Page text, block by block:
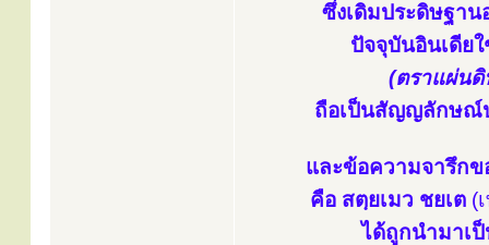
ซึ่งเดิมประดิษฐา
ปัจจุบันอินเดีย
(ตราแผ่นดิ
ถือเป็นสัญญลักษณ์ป
และข้อความจารึกข
คือ สตฺยเมว ชยเต (
ได้ถูกนำมาเ